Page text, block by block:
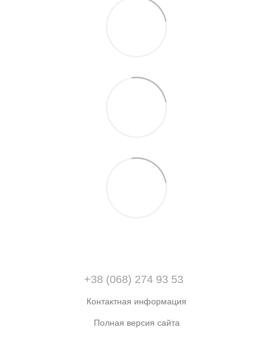
+38 (068) 274 93 53
Контактная информация
Полная версия сайта